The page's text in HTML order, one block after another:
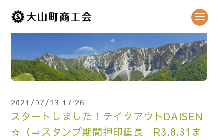
2021/07/13 17:26
スタートしました！テイクアウトDAISEN
☆（⇒スタンプ期間押印延長 R3.8.31ま